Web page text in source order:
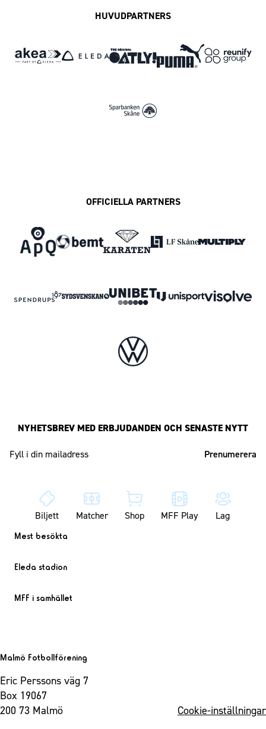
HUVUDPARTNERS
OFFICIELLA PARTNERS
NYHETSBREV MED ERBJUDANDEN OCH SENASTE NYTT
Biljett Matcher Shop MFF Play Lag
Mest besökta
Eleda stadion
MFF i samhället
Malmö Fotbollförening
Eric Perssons väg 7
Box 19067
200 73 Malmö
Cookie-inställningar